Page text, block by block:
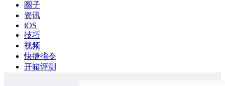
圈子
资讯
iOS
技巧
视频
快捷指令
开箱评测